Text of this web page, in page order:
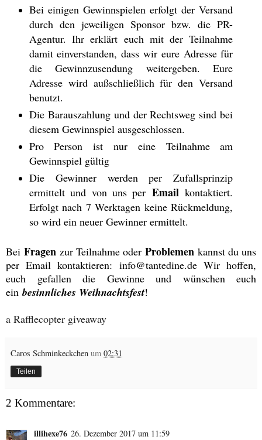
Bei einigen Gewinnspielen erfolgt der Versand
durch den jeweiligen Sponsor bzw. die PR-
Agentur. Ihr erklärt euch mit der Teilnahme
damit einverstanden, dass wir eure Adresse für
die Gewinnzusendung weitergeben. Eure
Adresse wird außschließlich für den Versand
benutzt.
Die Barauszahlung und der Rechtsweg sind bei
diesem Gewinnspiel ausgeschlossen.
Pro Person ist nur eine Teilnahme am
Gewinnspiel gültig
Die Gewinner werden per Zufallsprinzip
ermittelt und von uns per Email kontaktiert.
Erfolgt nach 7 Werktagen keine Rückmeldung,
so wird ein neuer Gewinner ermittelt.
Bei Fragen zur Teilnahme oder Problemen kannst du uns
per Email kontaktieren: info@tantedine.de Wir hoffen,
euch gefallen die Gewinne und wünschen euch
ein besinnliches Weihnachtsfest!
a Rafflecopter giveaway
Caros Schminkeckchen um 02:31
Teilen
2 Kommentare:
illihexe76 26. Dezember 2017 um 11:59